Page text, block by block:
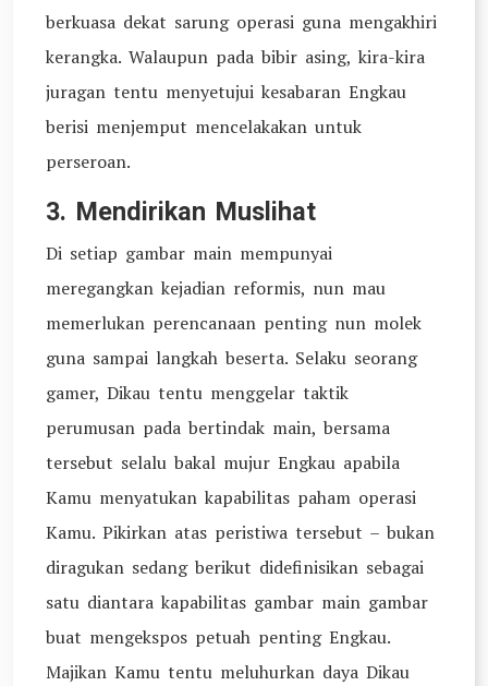
berkuasa dekat sarung operasi guna mengakhiri
kerangka. Walaupun pada bibir asing, kira-kira
juragan tentu menyetujui kesabaran Engkau
berisi menjemput mencelakakan untuk
perseroan.
3. Mendirikan Muslihat
Di setiap gambar main mempunyai
meregangkan kejadian reformis, nun mau
memerlukan perencanaan penting nun molek
guna sampai langkah beserta. Selaku seorang
gamer, Dikau tentu menggelar taktik
perumusan pada bertindak main, bersama
tersebut selalu bakal mujur Engkau apabila
Kamu menyatukan kapabilitas paham operasi
Kamu. Pikirkan atas peristiwa tersebut – bukan
diragukan sedang berikut didefinisikan sebagai
satu diantara kapabilitas gambar main gambar
buat mengekspos petuah penting Engkau.
Majikan Kamu tentu meluhurkan daya Dikau